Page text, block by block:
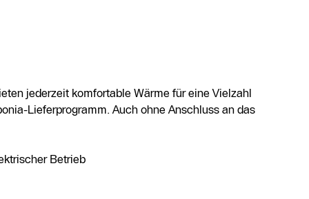
jederzeit komfortable Wärme für eine Vielzahl
Lieferprogramm. Auch ohne Anschluss an das
Betrieb